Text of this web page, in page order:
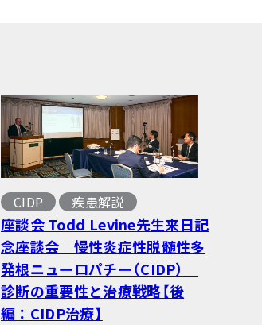
CIDP 疾患解説
座談会 Todd Levine先生来日記
念座談会 慢性炎症性脱髄性多
発根ニューロパチー（CIDP）
診断の重要性と治療戦略【後
編：CIDP治療】